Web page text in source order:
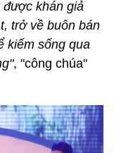
khán giả
trở về buôn bán
kiếm sống qua
, "công chúa"